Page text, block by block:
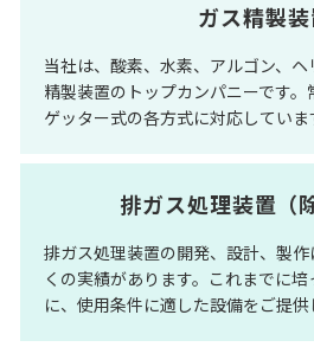
ガス精製
当社は、酸素、水素、アルゴン、
精製装置のトップカンパニーです。
ゲッター式の各方式に対応していま
排ガス処理装置（
排ガス処理装置の開発、設計、製
くの実績があります。これまでに
に、使用条件に適した設備をご提供